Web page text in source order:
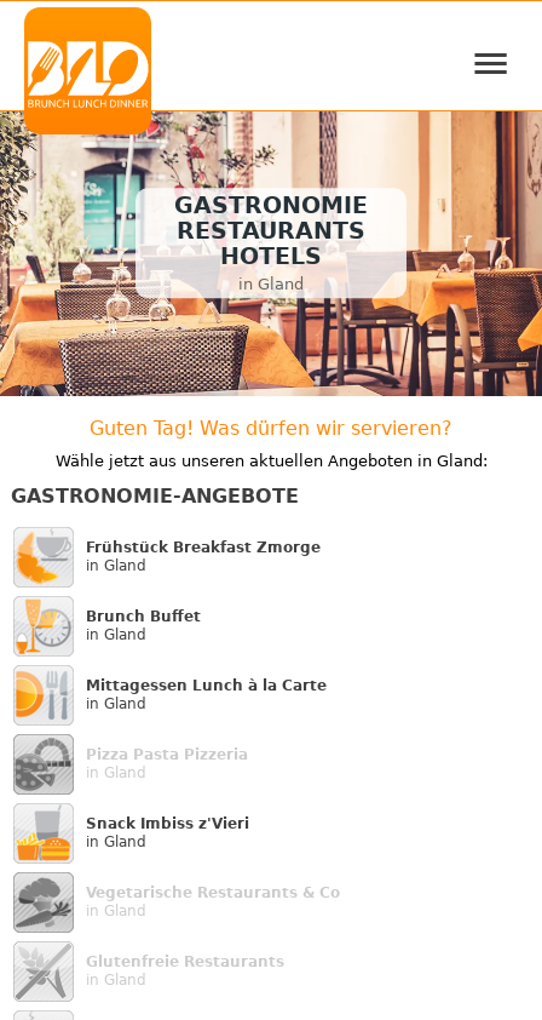
≡
GASTRONOMIE
RESTAURANTS
HOTELS
in Gland
Guten Tag! Was dürfen wir servieren?
Wähle jetzt aus unseren aktuellen Angeboten in Gland:
GASTRONOMIE-ANGEBOTE
Frühstück Breakfast Zmorge
in Gland
Brunch Buffet
in Gland
Mittagessen Lunch à la Carte
in Gland
Pizza Pasta Pizzeria
in Gland
Snack Imbiss z'Vieri
in Gland
Vegetarische Restaurants & Co
in Gland
Glutenfreie Restaurants
in Gland